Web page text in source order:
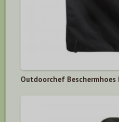
Outdoorchef Beschermhoes